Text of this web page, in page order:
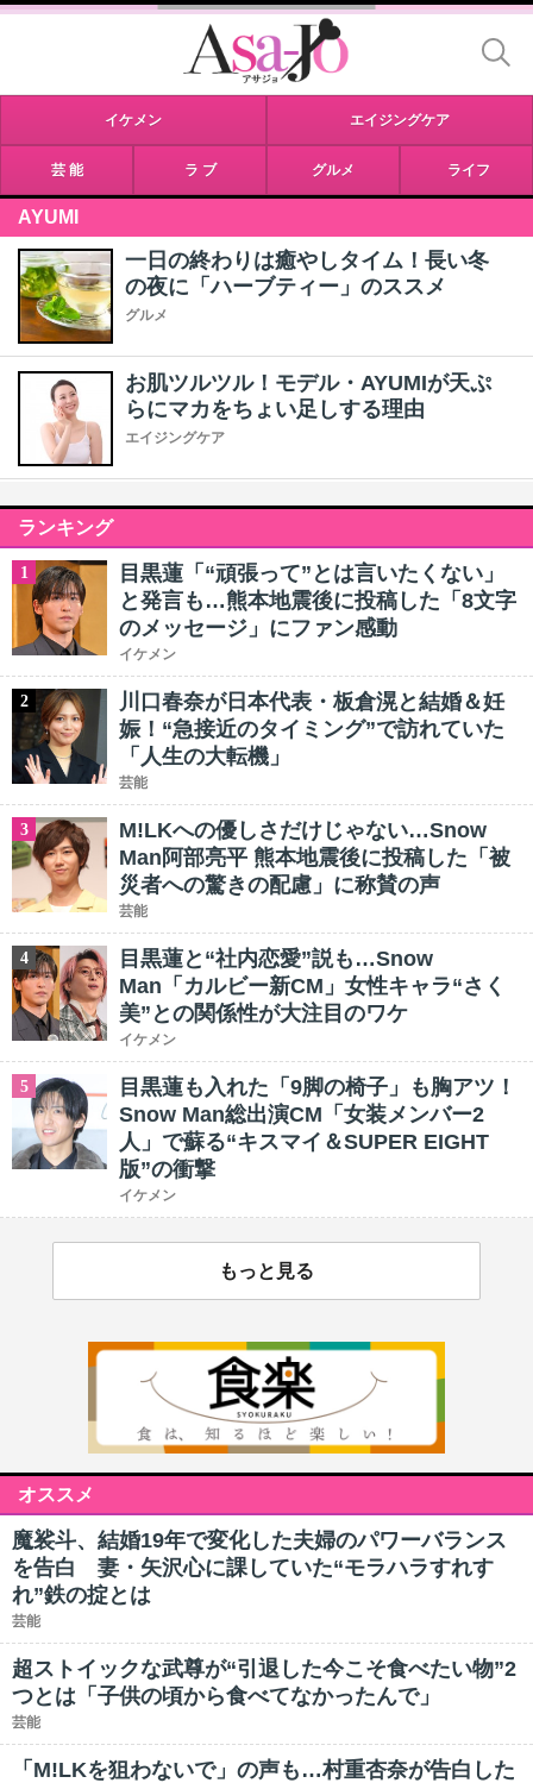
イケメン エイジングケア
芸 能 ラ ブ グルメ ライフ
AYUMI
一日の終わりは癒やしタイム！長い冬
の夜に「ハーブティー」のススメ
グルメ
お肌ツルツル！モデル・AYUMIが天ぷ
らにマカをちょい足しする理由
エイジングケア
ランキング
1
目黒蓮「“頑張って”とは言いたくない」
と発言も…熊本地震後に投稿した「8文字
のメッセージ」にファン感動
イケメン
2
川口春奈が日本代表・板倉滉と結婚＆妊
娠！“急接近のタイミング”で訪れていた
「人生の大転機」
芸能
3
M!LKへの優しさだけじゃない…Snow
Man阿部亮平 熊本地震後に投稿した「被
災者への驚きの配慮」に称賛の声
芸能
4
目黒蓮と“社内恋愛”説も…Snow
Man「カルビー新CM」女性キャラ“さく
美”との関係性が大注目のワケ
イケメン
5
目黒蓮も入れた「9脚の椅子」も胸アツ！
Snow Man総出演CM「女装メンバー2
人」で蘇る“キスマイ＆SUPER EIGHT
版”の衝撃
イケメン
もっと見る
オススメ
魔裟斗、結婚19年で変化した夫婦のパワーバランス
を告白 妻・矢沢心に課していた“モラハラすれす
れ”鉄の掟とは
芸能
超ストイックな武尊が“引退した今こそ食べたい物”2
つとは「子供の頃から食べてなかったんで」
芸能
「M!LKを狙わないで」の声も…村重杏奈が告白した